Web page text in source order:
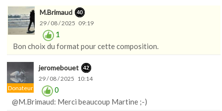
M.Brimaud
29 / 08 / 2025 09:19
1
Bon choix du format pour cette composition.
Donateur
jeromebouet
29 / 08 / 2025 10:14
0
@M.Brimaud: Merci beaucoup Martine ;-)